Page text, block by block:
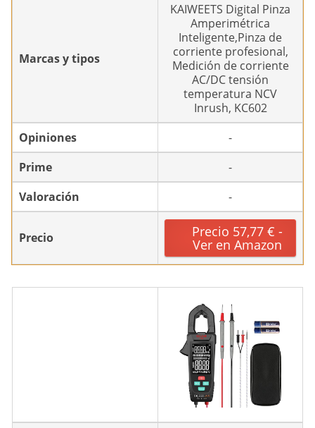
Marcas y tipos
KAIWEETS Digital Pinza
Amperimétrica
Inteligente,Pinza de
corriente profesional,
Medición de corriente
AC/DC tensión
temperatura NCV
Inrush, KC602
Opiniones
-
Prime
-
Valoración
-
Precio Precio 57,77 € -
Ver en Amazon